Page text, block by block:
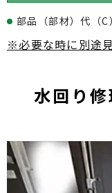
部品（部材）代（C）
※必要な時に別途
水回り